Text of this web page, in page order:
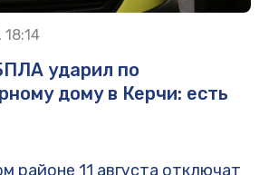
18:14
ударил по
дому в Керчи: есть
районе 11 августа отключат